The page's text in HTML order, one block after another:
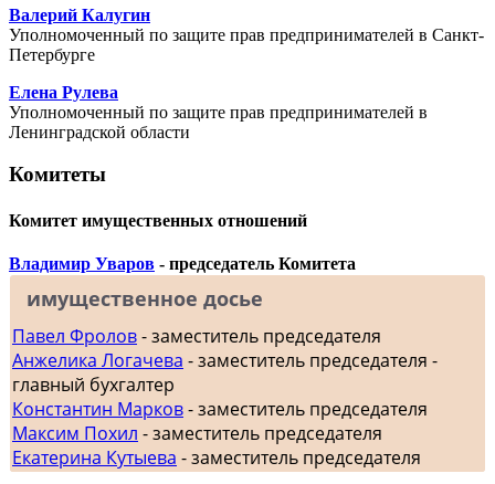
Валерий Калугин
Уполномоченный по защите прав предпринимателей в Санкт-
Петербурге
Елена Рулева
Уполномоченный по защите прав предпринимателей в
Ленинградской области
Комитеты
Комитет имущественных отношений
Владимир Уваров - председатель Комитета
имущественное досье
Павел Фролов- заместитель председателя
Анжелика Логачева - заместитель председателя -
главный бухгалтер
Константин Марков- заместитель председателя
Максим Похил - заместитель председателя
Екатерина Кутыева - заместитель председателя